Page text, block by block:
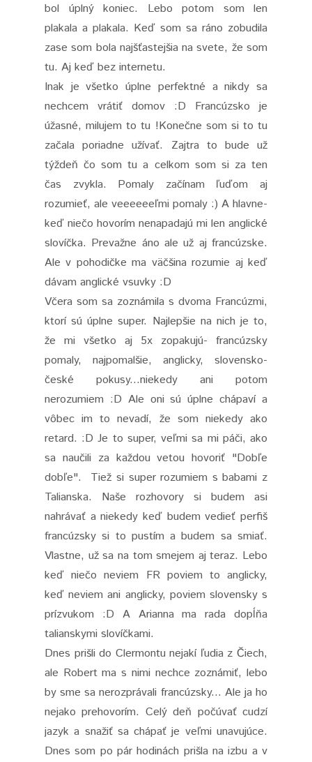
bol úplný koniec. Lebo potom som len
plakala a plakala. Keď som sa ráno zobudila
zase som bola najšťastejšia na svete, že som
tu. Aj keď bez internetu.
Inak je všetko úplne perfektné a nikdy sa
nechcem vrátiť domov :D Francúzsko je
úžasné, milujem to tu !Konečne som si to tu
začala poriadne užívať. Zajtra to bude už
týždeň čo som tu a celkom som si za ten
čas zvykla. Pomaly začínam ľuďom aj
rozumieť, ale veeeeeeľmi pomaly :) A hlavne-
keď niečo hovorím nenapadajú mi len anglické
slovíčka. Prevažne áno ale už aj francúzske.
Ale v pohodičke ma väčšina rozumie aj keď
dávam anglické vsuvky :D
Včera som sa zoznámila s dvoma Francúzmi,
ktorí sú úplne super. Najlepšie na nich je to,
že mi všetko aj 5x zopakujú- francúzsky
pomaly, najpomalšie, anglicky, slovensko-
české pokusy...niekedy ani potom
nerozumiem :D Ale oni sú úplne chápaví a
vôbec im to nevadí, že som niekedy ako
retard. :D Je to super, veľmi sa mi páči, ako
sa naučili za každou vetou hovoriť "Dobľe
dobľe". Tiež si super rozumiem s babami z
Talianska. Naše rozhovory si budem asi
nahrávať a niekedy keď budem vedieť perfiš
francúzsky si to pustím a budem sa smiať.
Vlastne, už sa na tom smejem aj teraz. Lebo
keď niečo neviem FR poviem to anglicky,
keď neviem ani anglicky, poviem slovensky s
prízvukom :D A Arianna ma rada dopĺňa
talianskymi slovíčkami.
Dnes prišli do Clermontu nejakí ľudia z Čiech,
ale Robert ma s nimi nechce zoznámiť, lebo
by sme sa nerozprávali francúzsky... Ale ja ho
nejako prehovorím. Celý deň počúvať cudzí
jazyk a snažiť sa chápať je veľmi unavujúce.
Dnes som po pár hodinách prišla na izbu a v